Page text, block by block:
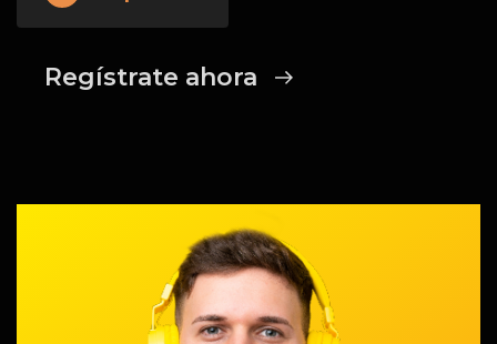
Regístrate ahora